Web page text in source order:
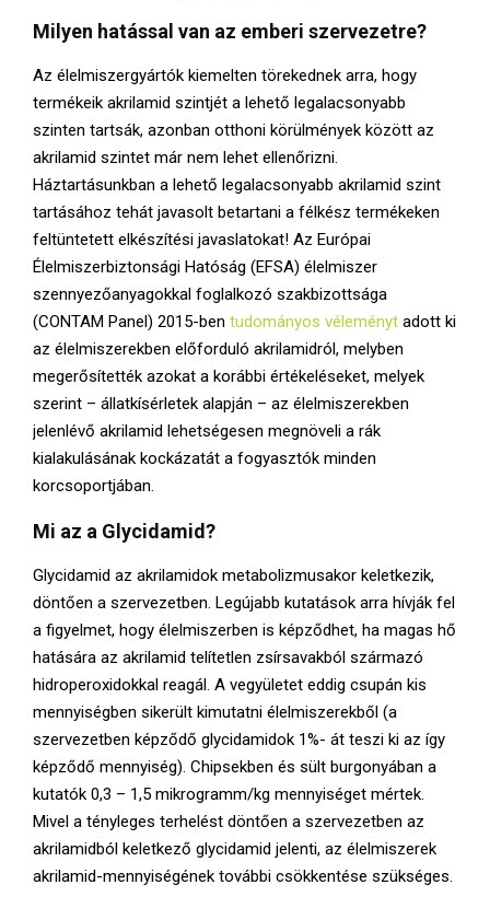
Milyen hatással van az emberi szervezetre?
Az élelmiszergyártók kiemelten törekednek arra, hogy
termékeik akrilamid szintjét a lehető legalacsonyabb
szinten tartsák, azonban otthoni körülmények között az
akrilamid szintet már nem lehet ellenőrizni.
Háztartásunkban a lehető legalacsonyabb akrilamid szint
tartásához tehát javasolt betartani a félkész termékeken
feltüntetett elkészítési javaslatokat! Az Európai
Élelmiszerbiztonsági Hatóság (EFSA) élelmiszer
szennyezőanyagokkal foglalkozó szakbizottsága
(CONTAM Panel) 2015-ben tudományos véleményt adott ki
az élelmiszerekben előforduló akrilamidról, melyben
megerősítették azokat a korábbi értékeléseket, melyek
szerint – állatkísérletek alapján – az élelmiszerekben
jelenlévő akrilamid lehetségesen megnöveli a rák
kialakulásának kockázatát a fogyasztók minden
korcsoportjában.
Mi az a Glycidamid?
Glycidamid az akrilamidok metabolizmusakor keletkezik,
döntően a szervezetben. Legújabb kutatások arra hívják fel
a figyelmet, hogy élelmiszerben is képződhet, ha magas hő
hatására az akrilamid telítetlen zsírsavakból származó
hidroperoxidokkal reagál. A vegyületet eddig csupán kis
mennyiségben sikerült kimutatni élelmiszerekből (a
szervezetben képződő glycidamidok 1%- át teszi ki az így
képződő mennyiség). Chipsekben és sült burgonyában a
kutatók 0,3 – 1,5 mikrogramm/kg mennyiséget mértek.
Mivel a tényleges terhelést döntően a szervezetben az
akrilamidból keletkező glycidamid jelenti, az élelmiszerek
akrilamid-mennyiségének további csökkentése szükséges.